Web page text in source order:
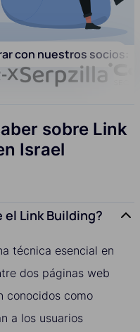
con nuestros socios:
sobre Link
Israel
Link Building?
técnica esencial en
dos páginas web
conocidos como
a los usuarios